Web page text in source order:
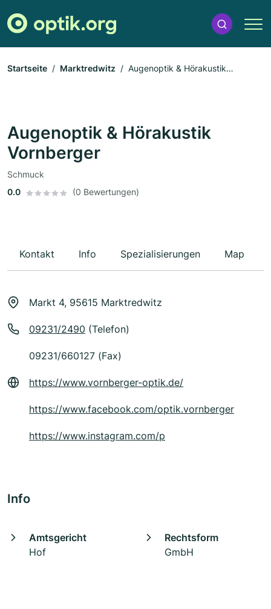
Startseite Marktredwitz
Augenoptik & Hörakustik
Augenoptik & Hörakustik
Vornberger
Schmuck
0.0
(0 Bewertungen)
Kontakt Info Spezialisierungen Map
Markt 4, 95615 Marktredwitz
09231/2490 (Telefon)
09231/660127 (Fax)
https://www.vornberger-optik.de/
https://www.facebook.com/optik.vornberger
https://www.instagram.com/p
Info
Amtsgericht
Hof
Rechtsform
GmbH